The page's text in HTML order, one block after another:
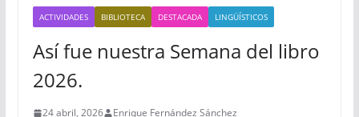
ACTIVIDADES BIBLIOTECA DESTACADA LINGÜÍSTICOS
Así fue nuestra Semana del libro
2026.
24 abril, 2026 Enrique Fernández Sánchez